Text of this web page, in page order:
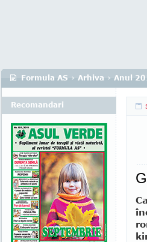
Formula AS › Arhiva › Anul
Recomandari